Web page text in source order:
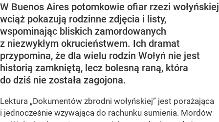
W Buenos Aires potomkowie ofiar rzezi wołyńskiej
wciąż pokazują rodzinne zdjęcia i listy,
wspominając bliskich zamordowanych
z niezwykłym okrucieństwem. Ich dramat
przypomina, że dla wielu rodzin Wołyń nie jest
historią zamkniętą, lecz bolesną raną, która
do dziś nie została zagojona.
Lektura „Dokumentów zbrodni wołyńskiej” jest porażająca
i jednocześnie wzywająca do rachunku sumienia. Mordów